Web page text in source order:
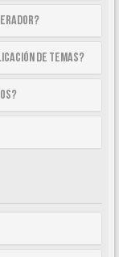
de temas?